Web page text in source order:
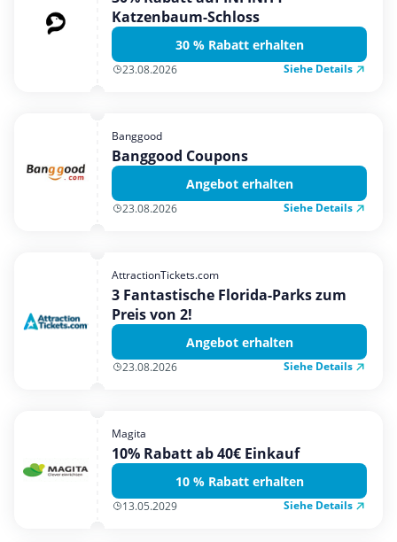
Katzenbaum-Schloss
30 % Rabatt erhalten
23.08.2026 Siehe Details
Banggood
Banggood Coupons
Angebot erhalten
23.08.2026 Siehe Details
AttractionTickets.com
3 Fantastische Florida-Parks zum
Preis von 2!
Angebot erhalten
23.08.2026 Siehe Details
Magita
10% Rabatt ab 40€ Einkauf
10 % Rabatt erhalten
13.05.2029 Siehe Details